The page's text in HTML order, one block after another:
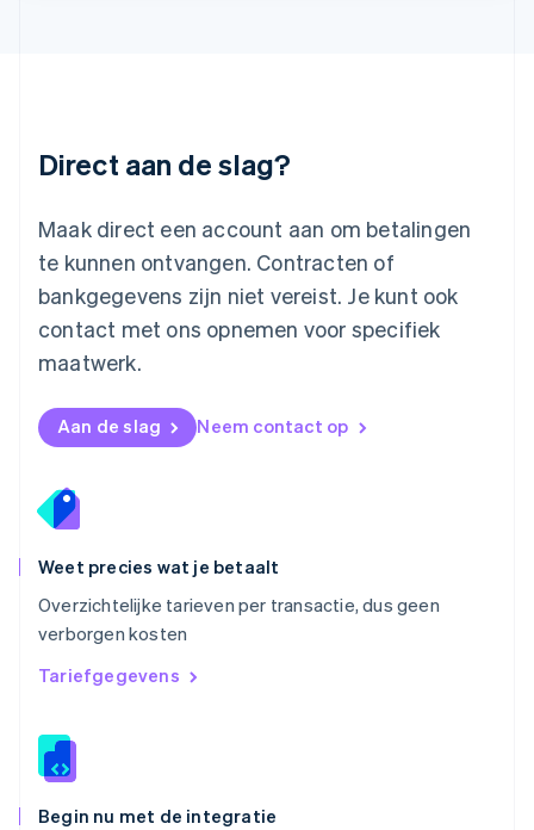
Direct aan de slag?
Maak direct een account aan om betalingen
te kunnen ontvangen. Contracten of
bankgegevens zijn niet vereist. Je kunt ook
contact met ons opnemen voor specifiek
maatwerk.
Aan de slag Neem contact op
Weet precies wat je betaalt
Overzichtelijke tarieven per transactie, dus geen
verborgen kosten
Tariefgegevens
Begin nu met de integratie
Mexico
Español English
NederlandsEnglish
Nieuw-Zeeland
English
Noorwegen
English
DeutschEnglish
English
Portugal
Roemenië
English
English简体中文
EnglishItaliano
Slowakije
English
Spanje
Thailand
Tsjechië
English